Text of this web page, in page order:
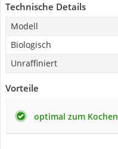
Technische Details
Modell
Biologisch
Unraffiniert
Vorteile
optimal zum Kochen